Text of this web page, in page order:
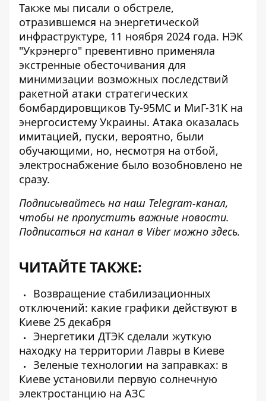
Также мы писали о обстреле,
отразившемся на энергетической
инфраструктуре, 11 ноября 2024 года. НЭК
"Укрэнерго" превентивно применяла
экстренные обесточивания для
минимизации возможных последствий
ракетной атаки стратегических
бомбардировщиков Ту-95МС и МиГ-31К на
энергосистему Украины. Атака оказалась
имитацией, пуски, вероятно, были
обучающими, но, несмотря на отбой,
электроснабжение было возобновлено не
сразу.
Подписывайтесь на наш Telegram-канал,
чтобы не пропустить важные новости.
Подписаться на канал в Viber можно здесь.
ЧИТАЙТЕ ТАКЖЕ:
Возвращение стабилизационных
отключений: какие графики действуют в
Киеве 25 декабря
Энергетики ДТЭК сделали жуткую
находку на территории Лавры в Киеве
Зеленые технологии на заправках: в
Киеве установили первую солнечную
электростанцию ​​на АЗС